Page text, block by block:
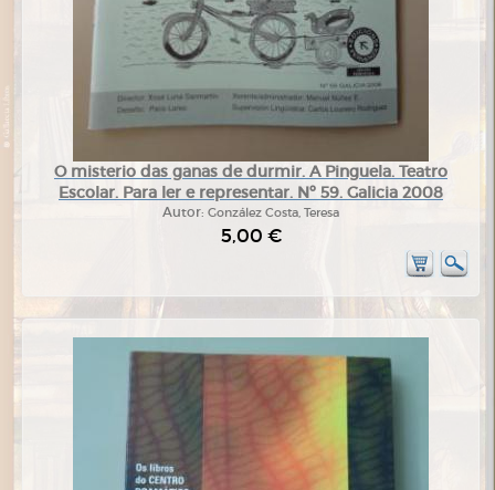
O misterio das ganas de durmir. A Pinguela. Teatro
Escolar. Para ler e representar. Nº 59. Galicia 2008
Autor: González Costa, Teresa
5,00 €